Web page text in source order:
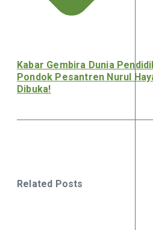
Kabar Gembira Dunia
Pondok Pesantren Nurul
Dibuka!
Related Posts